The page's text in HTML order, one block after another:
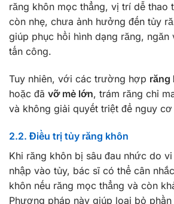
răng khôn mọc thẳng, vị trí dễ thao
còn nhẹ, chưa ảnh hưởng đến tủy
giúp phục hồi hình dạng răng, ngăn
tấn công.
Tuy nhiên, với các trường hợp răng
hoặc đã vỡ mẻ lớn, trám răng chỉ
và không giải quyết triệt để nguy
2.2. Điều trị tủy răng khôn
Khi răng khôn bị sâu đau nhức do
nhập vào tủy, bác sĩ có thể cân
khôn nếu răng mọc thẳng và còn
Phương pháp này giúp loại bỏ